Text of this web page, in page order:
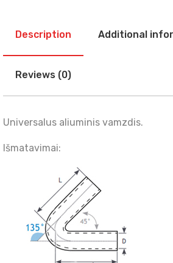
Description Additional
Reviews (0)
Universalus aliuminis vamzdis.
Išmatavimai: